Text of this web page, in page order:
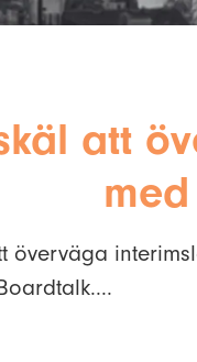
att
överväga